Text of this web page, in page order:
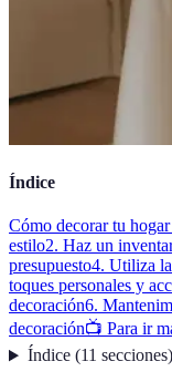
Índice
Cómo decorar tu
estilo2. Haz un
presupuesto4. Utiliza
toques personales y
decoración6.
decoración📺 Para ir
Índice(11 secciones)